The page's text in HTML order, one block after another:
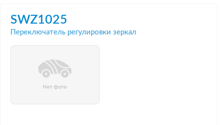
SWZ1025
Переключатель регулировки зеркал